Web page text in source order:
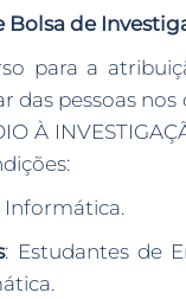
Bolsa de
para a
das pessoas
À
Informática.
: Estudantes de